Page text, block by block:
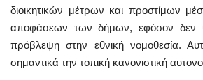
διοικητικών μέτρων και προστίμων
αποφάσεων των δήμων, εφόσον δεν
πρόβλεψη στην εθνική νομοθεσία.
σημαντικά την τοπική κανονιστική